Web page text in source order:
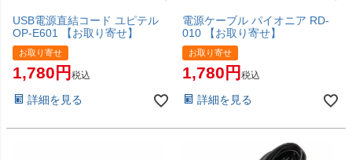
USB電源直結コード ユピテル
OP-E601 【お取り寄せ】
お取り寄せ
1,780 税込
詳細を見る
電源ケーブル パイオニア RD-
010 【お取り寄せ】
お取り寄せ
1,780 税込
詳細を見る